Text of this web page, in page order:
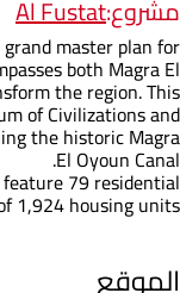
مشروع:Al Fustat
master plan for
both Magra El
the region. This
of Civilizations and
the historic Magra
El Oyoun Canal.
79 residential
1,924 housing units.
الموقع